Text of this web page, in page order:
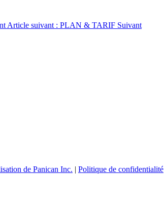
Article suivant : PLAN & TARIF Suivant
de Panican Inc. | Politique de confidentialité